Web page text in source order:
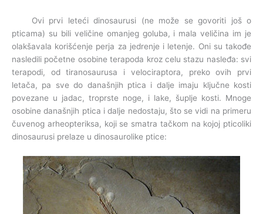
Ovi prvi leteći dinosaurusi (ne može se govoriti još o
pticama) su bili veličine omanjeg goluba, i mala veličina im je
olakšavala korišćenje perja za jedrenje i letenje. Oni su takođe
nasledili početne osobine terapoda kroz celu stazu nasleđa: svi
terapodi, od tiranosaurusa i velociraptora, preko ovih prvi
letača, pa sve do današnjih ptica i dalje imaju ključne kosti
povezane u jadac, troprste noge, i lake, šuplje kosti. Mnoge
osobine današnjih ptica i dalje nedostaju, što se vidi na primeru
čuvenog arheopteriksa, koji se smatra tačkom na kojoj pticoliki
dinosaurusi prelaze u dinosaurolike ptice: